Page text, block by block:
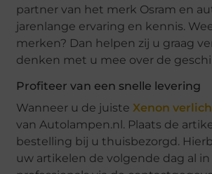
partner van het merk Osram en
jarenlange ervaring en kennis.
merken? Dan helpen zij u graag
denken met u mee over de
Profiteer van een snelle levering
Wanneer u de juiste Xenon
van Autolampen.nl. Plaats de
bestelling bij u thuisbezorgd.
uw artikelen de volgende dag al